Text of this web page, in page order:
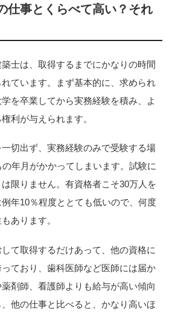
仕事とくらべて高い？それ
士は、取得するまでにかなりの時間
ています。まず基本的に、求められ
を卒業してから実務経験を積み、よ
利が与えられます。
切出ず、実務経験のみで受験する場
年月がかかってしまいます。試験に
限りません。有資格者こそ30万人を
年10％程度ととても低いので、何度
あります。
て取得するだけあって、他の資格に
ており、歯科医師など医師には届か
剤師、看護師よりも給与が高い傾向
他の仕事と比べると、かなり高いほ